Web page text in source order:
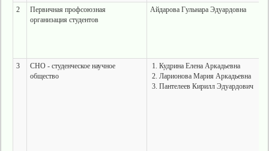
2
Первичная профсоюзная
организация студентов
Айдарова Гульнара Эдуардовна
3
СНО - студенческое научное
общество
Кудрина Елена Аркадьевна
Ларионова Мария Аркадьевна
Пантелеев Кирилл Эдуардович